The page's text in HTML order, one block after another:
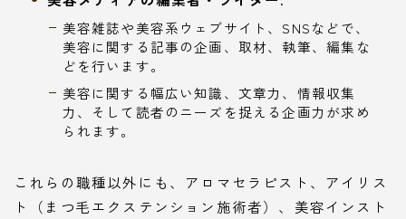
美容雑誌や美容系ウェブサイト、SNSなどで、
美容に関する記事の企画、取材、執筆、編集な
どを行います。
美容に関する幅広い知識、文章力、情報収集
力、そして読者のニーズを捉える企画力が求め
られます。
これらの職種以外にも、アロマセラピスト、アイリス
ト（まつ毛エクステンション施術者）、美容インスト